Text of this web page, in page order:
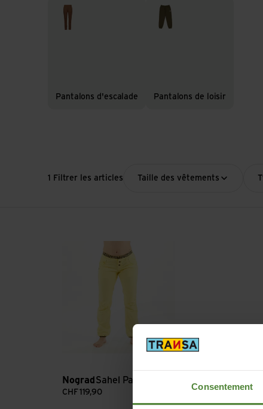
Consentement
Pantalons d'escalade
Pantalons d'escalade
Pantalons de loisir
Pantalons de loisir
1 Filtrer les articles Taille des vêtements
Nograd Sahel Pant W
CHF 119,90